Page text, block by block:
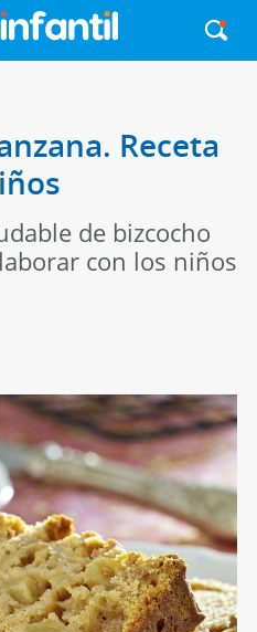
Receta
de bizcocho
con los niños